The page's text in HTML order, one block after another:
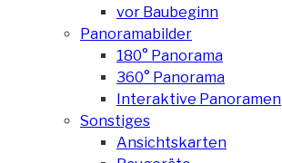
vor Baubeginn
Panoramabilder
180° Panorama
360° Panorama
Interaktive Panoramen
Sonstiges
Ansichtskarten